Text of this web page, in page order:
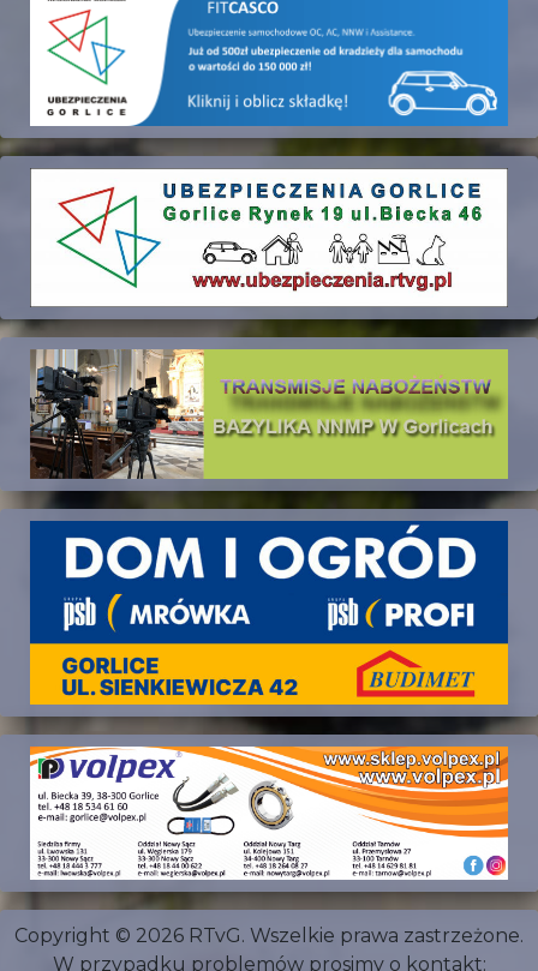
Copyright © 2026 RTvG. Wszelkie prawa zastrzeżone.
W przypadku problemów prosimy o kontakt: